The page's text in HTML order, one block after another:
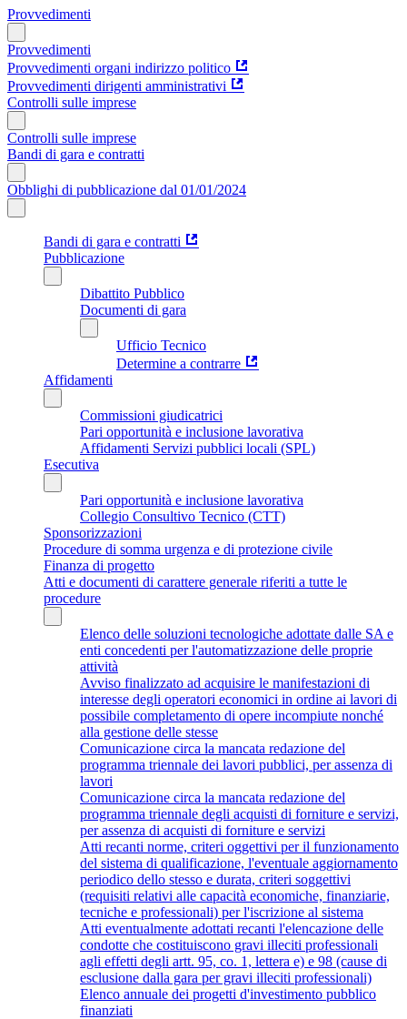
Provvedimenti
Provvedimenti
Provvedimenti organi indirizzo politico
Provvedimenti dirigenti amministrativi
Controlli sulle imprese
Controlli sulle imprese
Bandi di gara e contratti
Obblighi di pubblicazione dal 01/01/2024
Bandi di gara e contratti
Pubblicazione
Dibattito Pubblico
Documenti di gara
Ufficio Tecnico
Determine a contrarre
Affidamenti
Commissioni giudicatrici
Pari opportunità e inclusione lavorativa
Affidamenti Servizi pubblici locali (SPL)
Esecutiva
Pari opportunità e inclusione lavorativa
Collegio Consultivo Tecnico (CTT)
Sponsorizzazioni
Procedure di somma urgenza e di protezione civile
Finanza di progetto
Atti e documenti di carattere generale riferiti a tutte le
procedure
Elenco delle soluzioni tecnologiche adottate dalle SA e
enti concedenti per l'automatizzazione delle proprie
attività
Avviso finalizzato ad acquisire le manifestazioni di
interesse degli operatori economici in ordine ai lavori di
possibile completamento di opere incompiute nonché
alla gestione delle stesse
Comunicazione circa la mancata redazione del
programma triennale dei lavori pubblici, per assenza di
lavori
Comunicazione circa la mancata redazione del
programma triennale degli acquisti di forniture e servizi,
per assenza di acquisti di forniture e servizi
Atti recanti norme, criteri oggettivi per il funzionamento
del sistema di qualificazione, l'eventuale aggiornamento
periodico dello stesso e durata, criteri soggettivi
(requisiti relativi alle capacità economiche, finanziarie,
tecniche e professionali) per l'iscrizione al sistema
Atti eventualmente adottati recanti l'elencazione delle
condotte che costituiscono gravi illeciti professionali
agli effetti degli artt. 95, co. 1, lettera e) e 98 (cause di
esclusione dalla gara per gravi illeciti professionali)
Elenco annuale dei progetti d'investimento pubblico
finanziati